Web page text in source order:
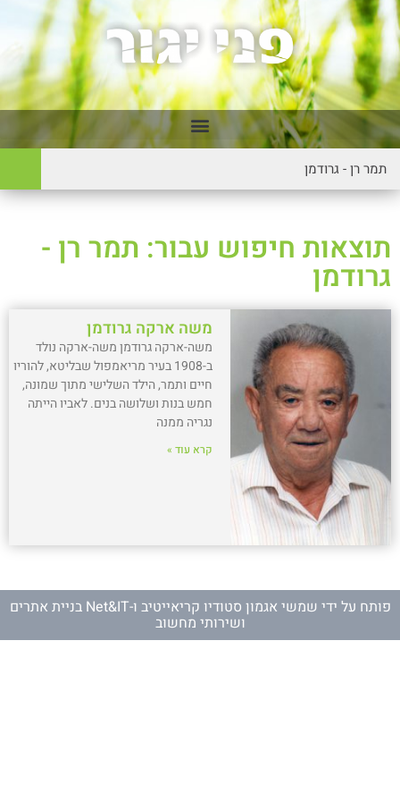
תוצאות חיפוש עבור: תמר רן -
גרודמן
משה ארקה גרודמן
משה-ארקה גרודמן משה-ארקה נולד
ב-1908 בעיר מריאמפול שבליטא, להוריו
חיים ותמר, הילד השלישי מתוך שמונה,
חמש בנות ושלושה בנים. לאביו הייתה
נגריה ממנה
קרא עוד »
פותח על ידי שמשי אגמון סטודיו קריאייטיב ו- Net&IT בניית אתרים
ושירותי מחשוב